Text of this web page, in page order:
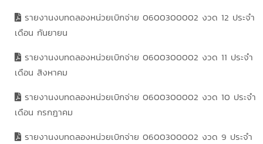
รายงานงบทดลองหน่วยเบิกจ่าย 0600300002 งวด 12 ประจำ
เดือน กันยายน
รายงานงบทดลองหน่วยเบิกจ่าย 0600300002 งวด 11 ประจำ
เดือน สิงหาคม
รายงานงบทดลองหน่วยเบิกจ่าย 0600300002 งวด 10 ประจำ
เดือน กรกฎาคม
รายงานงบทดลองหน่วยเบิกจ่าย 0600300002 งวด 9 ประจำ